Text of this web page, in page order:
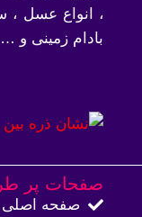
، انواع عسل ،
بادام زمینی و
صفحات پر
صفحه